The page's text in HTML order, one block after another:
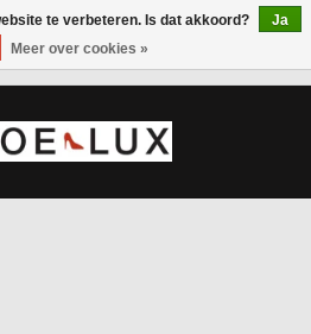
te verbeteren. Is dat akkoord?
Ja
Meer over cookies »